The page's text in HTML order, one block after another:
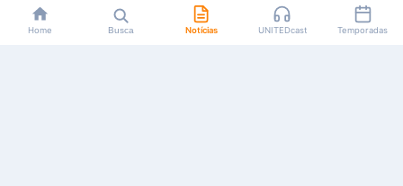
Home Busca Notícias UNITEDcast Temporadas